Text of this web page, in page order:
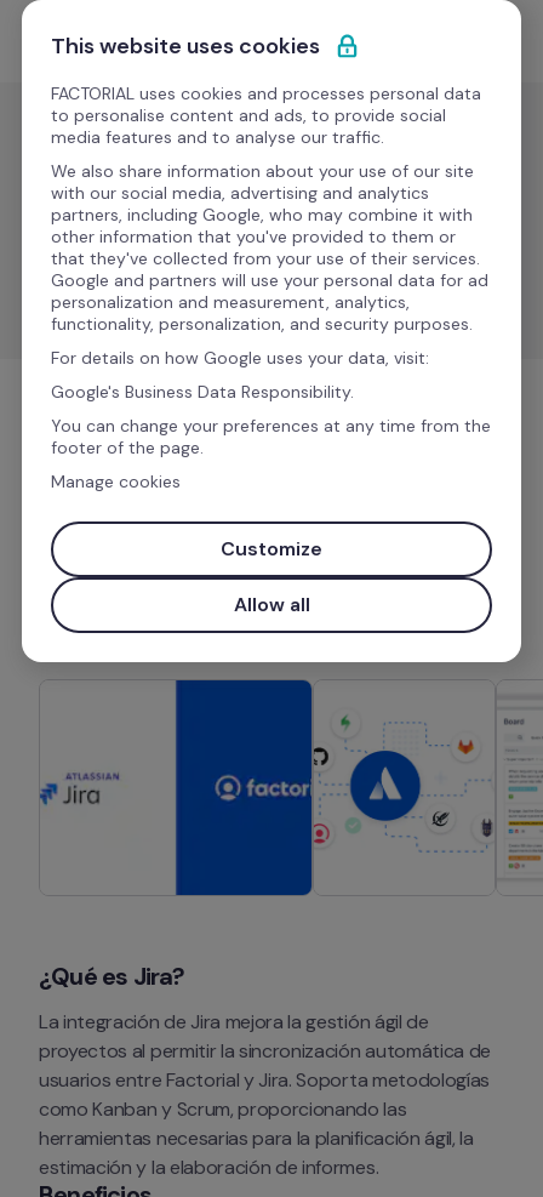
Ir al contenido
Solicitar demo
IT
Jira
Simplifica la sincronización de datos de colaborador
entre Factorial y Jira.
IT
Más información
Instalar aplicación
¿Qué es Jira?
La integración de Jira mejora la gestión ágil de
proyectos al permitir la sincronización automática de
usuarios entre Factorial y Jira. Soporta metodologías
como Kanban y Scrum, proporcionando las
herramientas necesarias para la planificación ágil, la
estimación y la elaboración de informes.
This website uses cookies
FACTORIAL uses cookies and processes personal data
to personalise content and ads, to provide social
media features and to analyse our traffic.
We also share information about your use of our site
with our social media, advertising and analytics
partners, including Google, who may combine it with
other information that you've provided to them or
that they've collected from your use of their services.
Google and partners will use your personal data for ad
personalization and measurement, analytics,
functionality, personalization, and security purposes.
For details on how Google uses your data, visit:
Google's Business Data Responsibility.
You can change your preferences at any time from the
footer of the page.
Manage cookies
Customize
Allow all